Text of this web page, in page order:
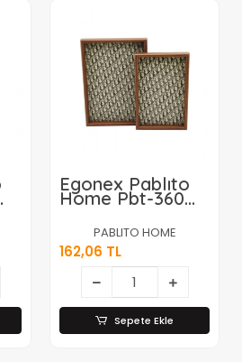
Egonex Pablıto
Home Pbt-360
(desenli &
Kahverengi) (2li
Set) (dikdörtgen)
Ahşap Bambu
Sunum Tepsi
(20x30cm-
25x35cm-
Derinlik:
2cm)*20=k
PABLITO HOME
162,06 TL
Sepete Ekle